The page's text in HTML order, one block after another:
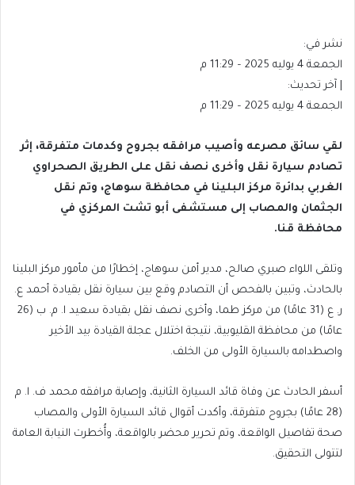
نشر في:
الجمعة 4 يوليه 2025 – 11:29 م
| آخر تحديث:
الجمعة 4 يوليه 2025 – 11:29 م
لقي سائق مصرعه وأصيب مرافقه بجروح وكدمات متفرقة، إثر
تصادم سيارة نقل وأخرى نصف نقل على الطريق الصحراوي
الغربي بدائرة مركز البلينا في محافظة سوهاج، وتم نقل
الجثمان والمصاب إلى مستشفى أبو تشت المركزي في
محافظة قنا.
وتلقى اللواء صبري صالح، مدير أمن سوهاج، إخطارًا من مأمور مركز البلينا
بالحادث، وتبين بالفحص أن التصادم وقع بين سيارة نقل بقيادة أحمد ع.
ر. ع (31 عامًا) من مركز طما، وأخرى نصف نقل بقيادة سعيد ا. م. ب (26
عامًا) من محافظة القليوبية، نتيجة اختلال عجلة القيادة بيد الأخير
واصطدامه بالسيارة الأولى من الخلف.
أسفر الحادث عن وفاة قائد السيارة الثانية، وإصابة مرافقه محمد ف. ا. م
(28 عامًا) بجروح متفرقة، وأكدت أقوال قائد السيارة الأولى والمصاب
صحة تفاصيل الواقعة، وتم تحرير محضر بالواقعة، وأُخطرت النيابة العامة
لتتولى التحقيق.